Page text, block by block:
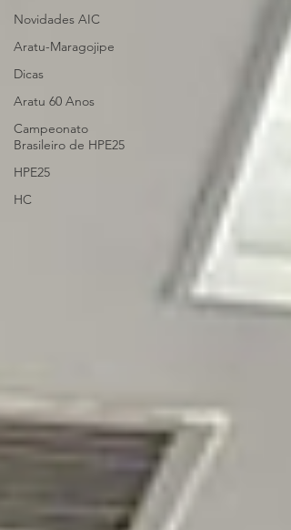
Novidades AIC
Aratu-Maragojipe
Dicas
Aratu 60 Anos
Campeonato
Brasileiro de HPE25
HPE25
HC